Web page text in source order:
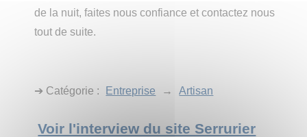
de la nuit, faites nous confiance et contactez nous
tout de suite.
➔ Catégorie : Entreprise → Artisan
Voir l'interview du site Serrurier